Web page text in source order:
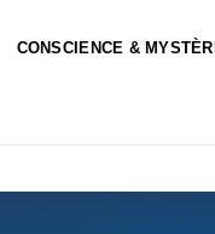
CONSCIENCE &